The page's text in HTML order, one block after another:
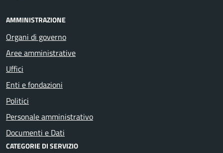
AMMINISTRAZIONE
Organi di governo
Aree amministrative
Uffici
Enti e fondazioni
Politici
Personale amministrativo
Documenti e Dati
CATEGORIE DI SERVIZIO